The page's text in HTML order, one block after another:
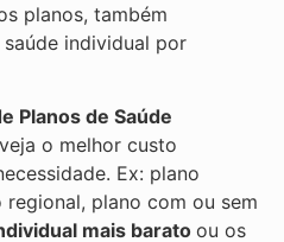
planos, também
individual por
Planos de Saúde
o melhor custo
Ex: plano
plano com ou sem
mais barato ou os